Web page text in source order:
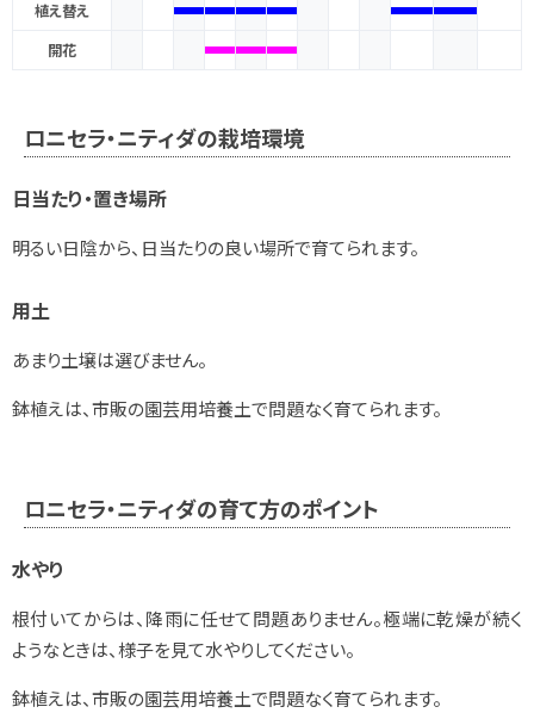
植え替え
開花
ロニセラ・ニティダの栽培環境
日当たり・置き場所
明るい日陰から、日当たりの良い場所で育てられます。
用土
あまり土壌は選びません。
鉢植えは、市販の園芸用培養土で問題なく育てられます。
ロニセラ・ニティダの育て方のポイント
水やり
根付いてからは、降雨に任せて問題ありません。極端に乾燥が続く
ようなときは、様子を見て水やりしてください。
鉢植えは、市販の園芸用培養土で問題なく育てられます。